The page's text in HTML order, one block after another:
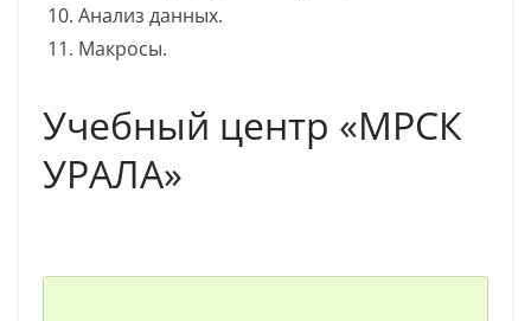
Анализ данных.
Макросы.
Учебный центр «МРСК
УРАЛА»